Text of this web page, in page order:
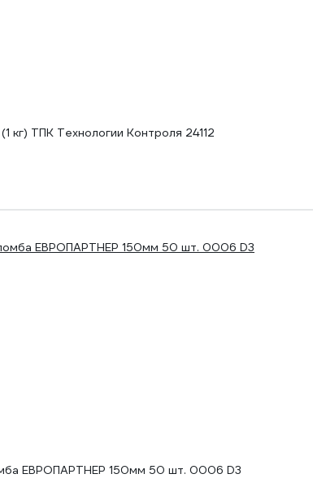
кг) ТПК Технологии Контроля 24112
ЕВРОПАРТНЕР 150мм 50 шт. 0006 D3